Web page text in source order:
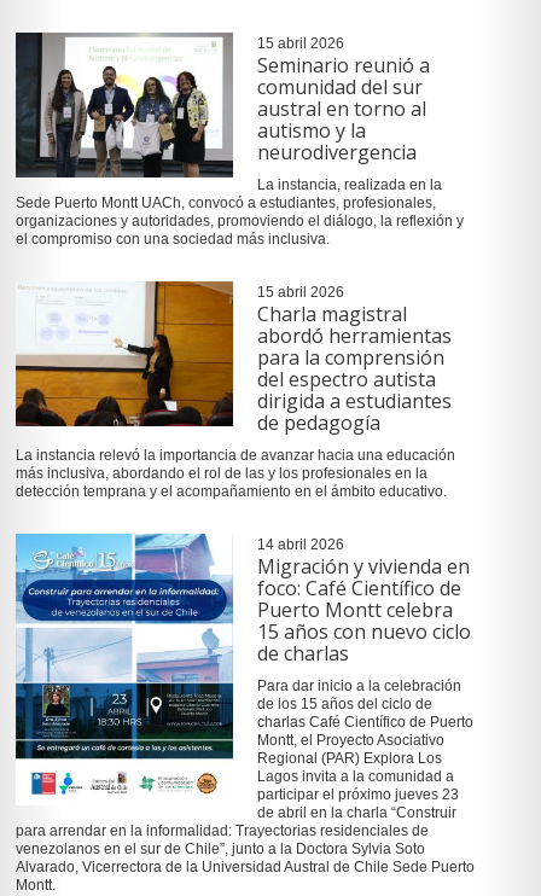
15 abril 2026
Seminario reunió a
comunidad del sur
austral en torno al
autismo y la
neurodivergencia
La instancia, realizada en la
Sede Puerto Montt UACh, convocó a estudiantes, profesionales,
organizaciones y autoridades, promoviendo el diálogo, la reflexión y
el compromiso con una sociedad más inclusiva.
15 abril 2026
Charla magistral
abordó herramientas
para la comprensión
del espectro autista
dirigida a estudiantes
de pedagogía
La instancia relevó la importancia de avanzar hacia una educación
más inclusiva, abordando el rol de las y los profesionales en la
detección temprana y el acompañamiento en el ámbito educativo.
14 abril 2026
Migración y vivienda en
foco: Café Científico de
Puerto Montt celebra
15 años con nuevo ciclo
de charlas
Para dar inicio a la celebración
de los 15 años del ciclo de
charlas Café Científico de Puerto
Montt, el Proyecto Asociativo
Regional (PAR) Explora Los
Lagos invita a la comunidad a
participar el próximo jueves 23
de abril en la charla “Construir
para arrendar en la informalidad: Trayectorias residenciales de
venezolanos en el sur de Chile”, junto a la Doctora Sylvia Soto
Alvarado, Vicerrectora de la Universidad Austral de Chile Sede Puerto
Montt.